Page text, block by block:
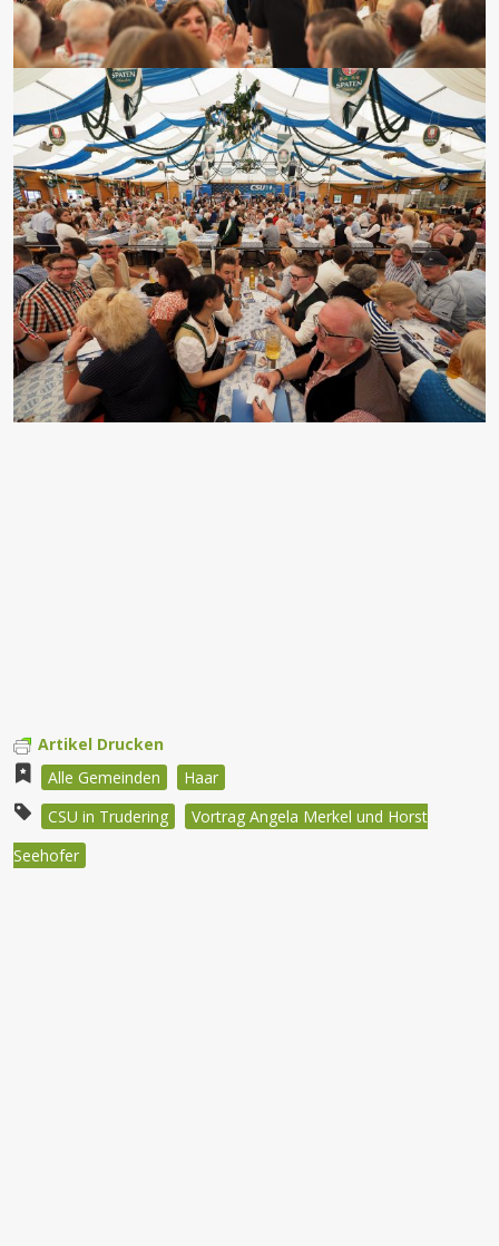
Artikel Drucken
Alle Gemeinden
Haar
CSU in Trudering
Vortrag Angela Merkel und Horst
Seehofer